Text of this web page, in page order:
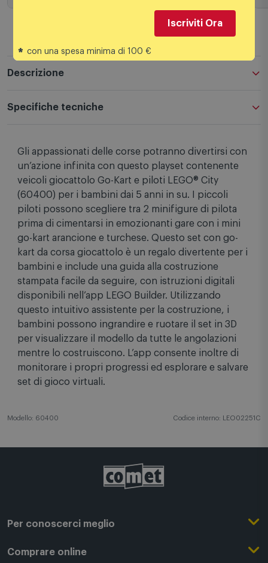
Descrizione
Specifiche tecniche
Gli appassionati delle corse potranno divertirsi con
un’azione infinita con questo playset contenente
veicoli giocattolo Go-Kart e piloti LEGO® City
(60400) per i bambini dai 5 anni in su. I piccoli
piloti possono scegliere tra 2 minifigure di pilota
prima di cimentarsi in emozionanti gare con i mini
go-kart arancione e turchese. Questo set con go-
kart da corsa giocattolo è un regalo divertente per i
bambini e include una guida alla costruzione
stampata facile da seguire, con istruzioni digitali
disponibili nell’app LEGO Builder. Utilizzando
questo intuitivo assistente per la costruzione, i
bambini possono ingrandire e ruotare il set in 3D
per visualizzare il modello da tutte le angolazioni
mentre lo costruiscono. L’app consente inoltre di
monitorare i propri progressi ed esplorare e salvare
set di gioco virtuali.
Modello: 60400 Codice interno: LEO02251C
Per conoscerci meglio
Il Gruppo Comet
Comprare online
Iscriviti Ora
* con una spesa minima di 100 €